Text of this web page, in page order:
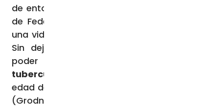
de entonces, se negó a casarse con la hija
de Federico III de Habsburgo y eligió llevar
una vida ascética de penitencia y soledad.
Sin dejarse vencer por la seducción del
poder y el lujo, Casimiro
tuberculosis el 4 de marzo de 1484
edad de 26 años, en el castillo de Gardinas
(Grodno) en Lituania. Sus restos fueron